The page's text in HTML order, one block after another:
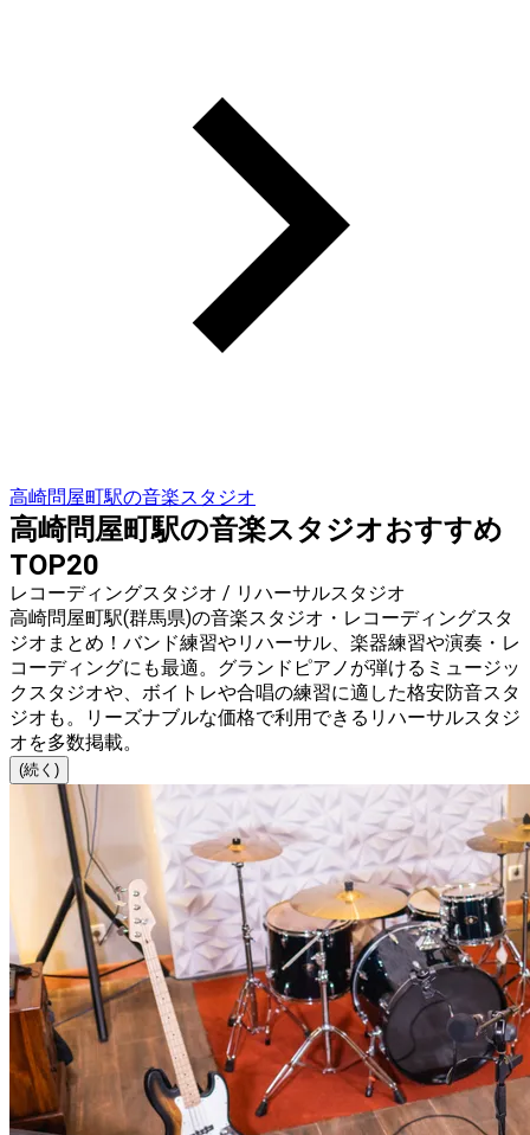
高崎問屋町駅の音楽スタジオ
高崎問屋町駅の音楽スタジオおすすめ
TOP20
レコーディングスタジオ / リハーサルスタジオ
高崎問屋町駅(群馬県)の音楽スタジオ・レコーディングスタ
ジオまとめ！バンド練習やリハーサル、楽器練習や演奏・レ
コーディングにも最適。グランドピアノが弾けるミュージッ
クスタジオや、ボイトレや合唱の練習に適した格安防音スタ
ジオも。リーズナブルな価格で利用できるリハーサルスタジ
オを多数掲載。
(続く)